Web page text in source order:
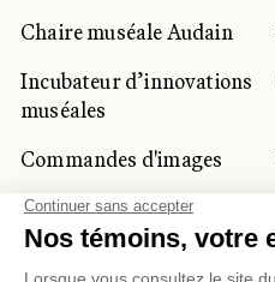
Chaire muséale Audain
Incubateur d’innovations
muséales
Commandes d'images
Prix Lynne-Cohen